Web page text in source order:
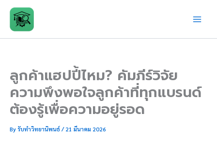
content
ลูกค้าแฮปปี้ไหม? คัมภีร์วิจัย
ความพึงพอใจลูกค้าที่ทุกแบรนด์
ต้องรู้เพื่อความอยู่รอด
Byรับทำวิทยานิพนธ์/21 มีนาคม 2026